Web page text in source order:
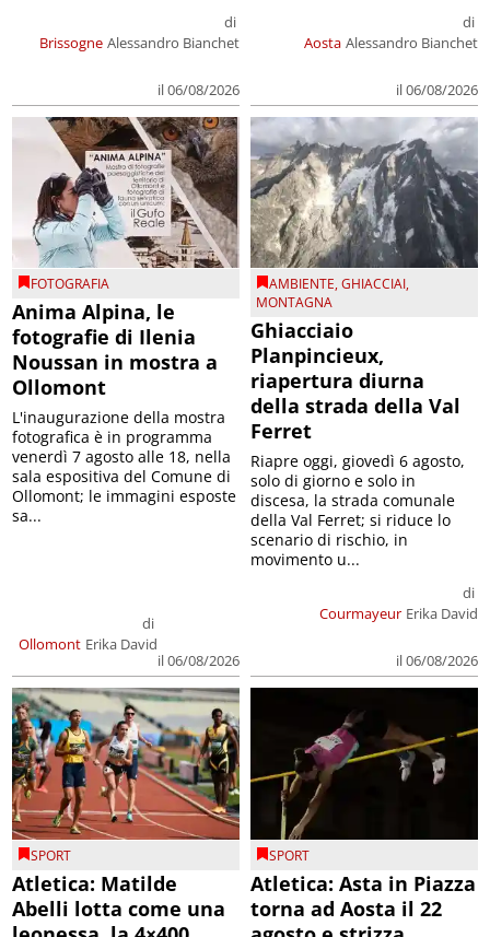
Brissogne
di
Alessandro Bianchet
il 06/08/2026
Aosta
di
Alessandro Bianchet
il 06/08/2026
FOTOGRAFIA
Anima Alpina, le
fotografie di Ilenia
Noussan in mostra a
Ollomont
Ollomont
di
Erika David
il 06/08/2026
L'inaugurazione della mostra
fotografica è in programma
venerdì 7 agosto alle 18, nella
sala espositiva del Comune di
Ollomont; le immagini esposte
sa...
AMBIENTE,GHIACCIAI,
MONTAGNA
Ghiacciaio
Planpincieux,
riapertura diurna
della strada della Val
Ferret
Courmayeur
di
Erika David
il 06/08/2026
Riapre oggi, giovedì 6 agosto,
solo di giorno e solo in
discesa, la strada comunale
della Val Ferret; si riduce lo
scenario di rischio, in
movimento u...
SPORT
Atletica: Matilde
Abelli lotta come una
SPORT
Atletica: Asta in Piazza
torna ad Aosta il 22